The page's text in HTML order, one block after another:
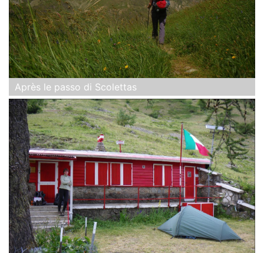
Après le passo di Scolettas